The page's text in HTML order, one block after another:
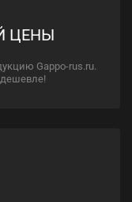
ЦЕНЫ
Gappo-rus.ru.